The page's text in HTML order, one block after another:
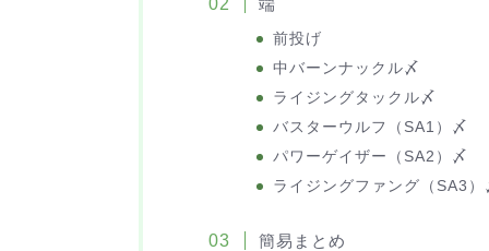
端
前投げ
中バーンナックル〆
ライジングタックル〆
バスターウルフ（SA1）〆
パワーゲイザー（SA2）〆
ライジングファング（SA3）
簡易まとめ